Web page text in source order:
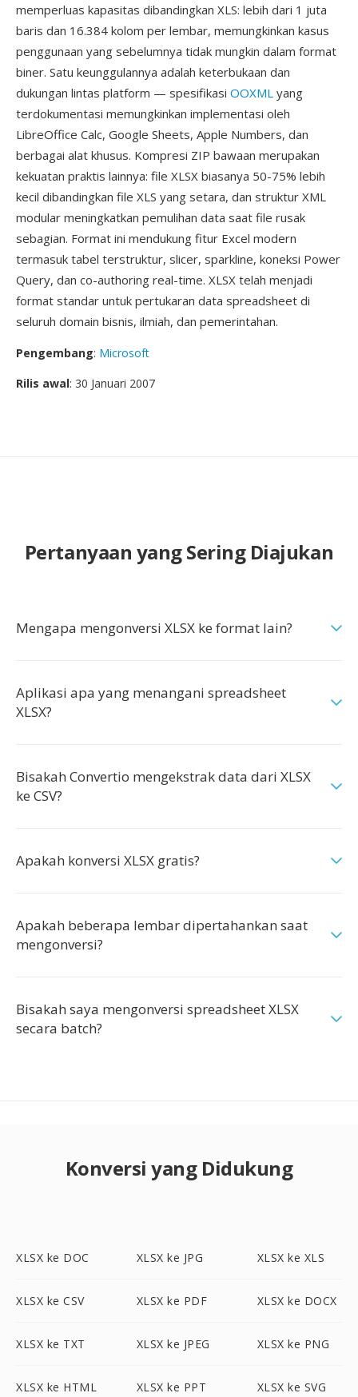
memperluas kapasitas dibandingkan XLS: lebih dari 1 juta
baris dan 16.384 kolom per lembar, memungkinkan kasus
penggunaan yang sebelumnya tidak mungkin dalam format
biner. Satu keunggulannya adalah keterbukaan dan
dukungan lintas platform — spesifikasi OOXML yang
terdokumentasi memungkinkan implementasi oleh
LibreOffice Calc, Google Sheets, Apple Numbers, dan
berbagai alat khusus. Kompresi ZIP bawaan merupakan
kekuatan praktis lainnya: file XLSX biasanya 50-75% lebih
kecil dibandingkan file XLS yang setara, dan struktur XML
modular meningkatkan pemulihan data saat file rusak
sebagian. Format ini mendukung fitur Excel modern
termasuk tabel terstruktur, slicer, sparkline, koneksi Power
Query, dan co-authoring real-time. XLSX telah menjadi
format standar untuk pertukaran data spreadsheet di
seluruh domain bisnis, ilmiah, dan pemerintahan.
Pengembang: Microsoft
Rilis awal: 30 Januari 2007
Pertanyaan yang Sering Diajukan
Mengapa mengonversi XLSX ke format lain?
Aplikasi apa yang menangani spreadsheet
XLSX?
Bisakah Convertio mengekstrak data dari XLSX
ke CSV?
Apakah konversi XLSX gratis?
Apakah beberapa lembar dipertahankan saat
mengonversi?
Bisakah saya mengonversi spreadsheet XLSX
secara batch?
Konversi yang Didukung
XLSX ke DOC XLSX ke JPG XLSX ke XLS
XLSX ke CSV XLSX ke PDF XLSX ke DOCX
XLSX ke TXT XLSX ke JPEG XLSX ke PNG
XLSX ke HTML XLSX ke PPT XLSX ke SVG